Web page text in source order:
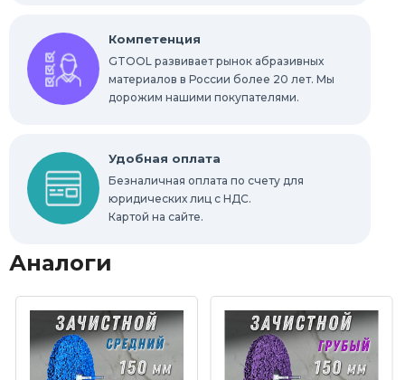
Компетенция
GTOOL развивает рынок абразивных
материалов в России более 20 лет. Мы
дорожим нашими покупателями.
Удобная оплата
Безналичная оплата по счету для
юридических лиц с НДС.
Картой на сайте.
Аналоги